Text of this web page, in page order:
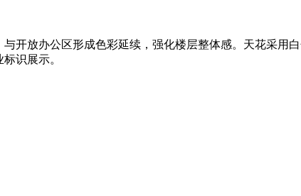
开放办公区形成色彩延续，强化楼层整体感。天花采用
识展示。